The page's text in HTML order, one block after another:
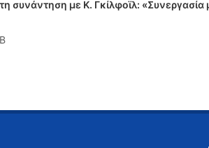
συνάντηση με Κ. Γκίλφοϊλ: